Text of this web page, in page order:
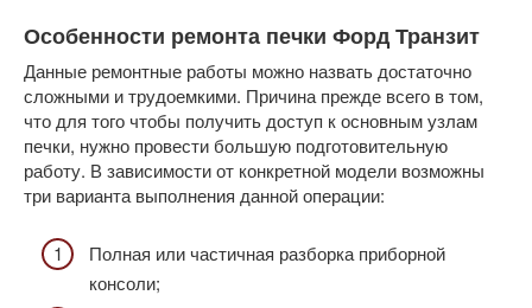
Особенности ремонта печки Форд Транзит
Данные ремонтные работы можно назвать достаточно
сложными и трудоемкими. Причина прежде всего в том,
что для того чтобы получить доступ к основным узлам
печки, нужно провести большую подготовительную
работу. В зависимости от конкретной модели возможны
три варианта выполнения данной операции:
Полная или частичная разборка приборной
консоли;